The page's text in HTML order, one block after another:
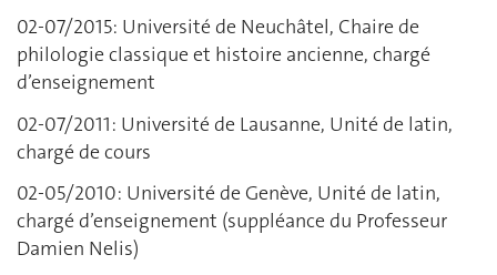
02-07/2015: Université de Neuchâtel, Chaire de
philologie classique et histoire ancienne, chargé
d’enseignement
02-07/2011: Université de Lausanne, Unité de latin,
chargé de cours
02-05/2010: Université de Genève, Unité de latin,
chargé d’enseignement (suppléance du Professeur
Damien Nelis)